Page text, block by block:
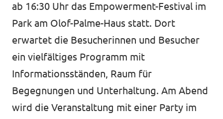
ab 16:30 Uhr das Empowerment-Festival im
Park am Olof-Palme-Haus statt. Dort
erwartet die Besucherinnen und Besucher
ein vielfältiges Programm mit
Informationsständen, Raum für
Begegnungen und Unterhaltung. Am Abend
wird die Veranstaltung mit einer Party im